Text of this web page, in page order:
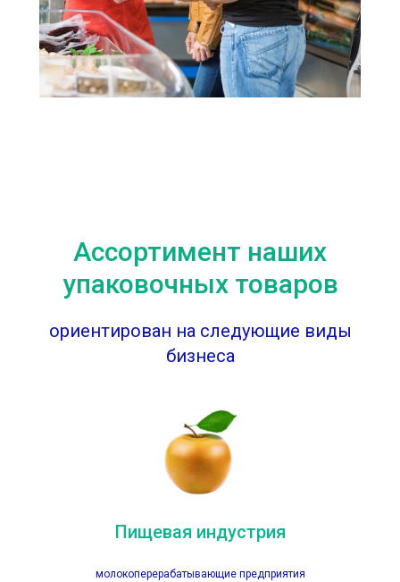
Ассортимент наших
упаковочных товаров
ориентирован на следующие виды
бизнеса
Пищевая индустрия
молокоперерабатывающие предприятия